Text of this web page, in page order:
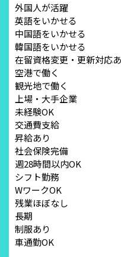
外国人が活躍
英語をいかせる
中国語をいかせる
韓国語をいかせる
在留資格変更・更新対応
空港で働く
観光地で働く
上場・大手企業
未経験OK
交通費支給
昇給あり
社会保険完備
週28時間以内OK
シフト勤務
WワークOK
残業ほぼなし
長期
制服あり
車通勤OK